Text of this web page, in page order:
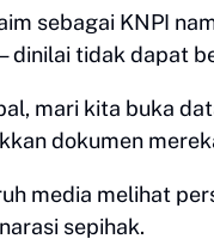
sebagai KNPI
tidak dapat
mari kita buka
dokumen
media melihat
sepihak.